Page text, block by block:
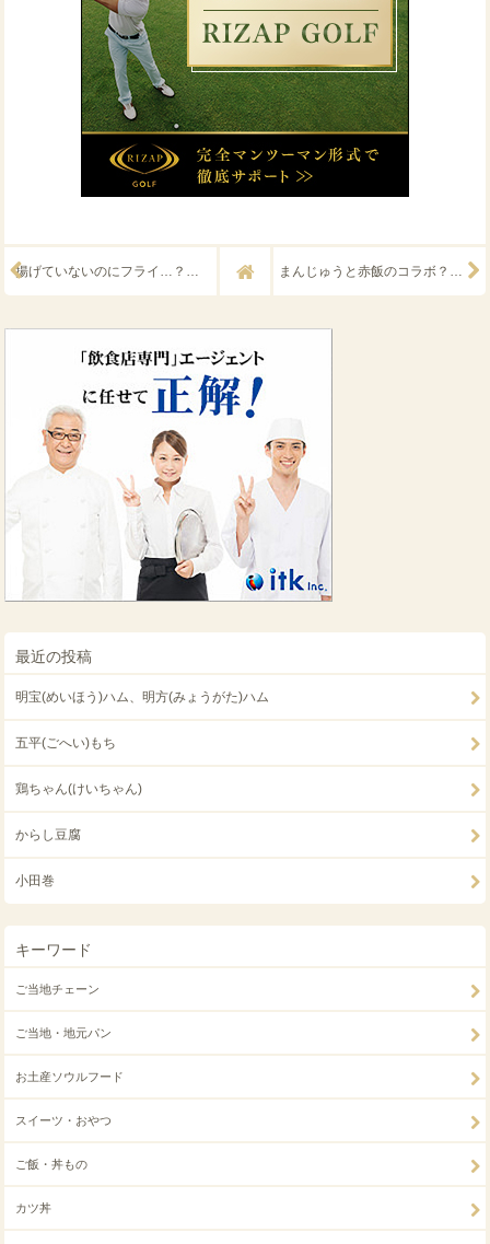
まんじゅうと赤飯のコラボ？『いがまんじゅう』
揚げていないのにフライ…？『行田フライ』
最近の投稿
明宝(めいほう)ハム、明方(みょうがた)ハム
五平(ごへい)もち
鶏ちゃん(けいちゃん)
からし豆腐
小田巻
キーワード
ご当地チェーン
ご当地・地元パン
お土産ソウルフード
スイーツ・おやつ
ご飯・丼もの
カツ丼